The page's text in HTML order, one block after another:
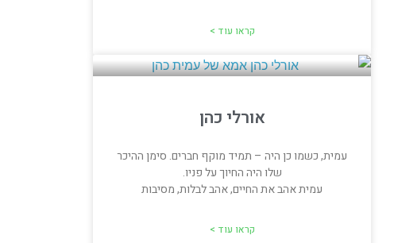
קראו עוד >
אורלי כהן
עמית, כשמו כן היה – תמיד מוקף חברים. סימן ההיכר
שלו היה החיוך על פניו.
עמית אהב את החיים, אהב לבלות, מסיבות
קראו עוד >